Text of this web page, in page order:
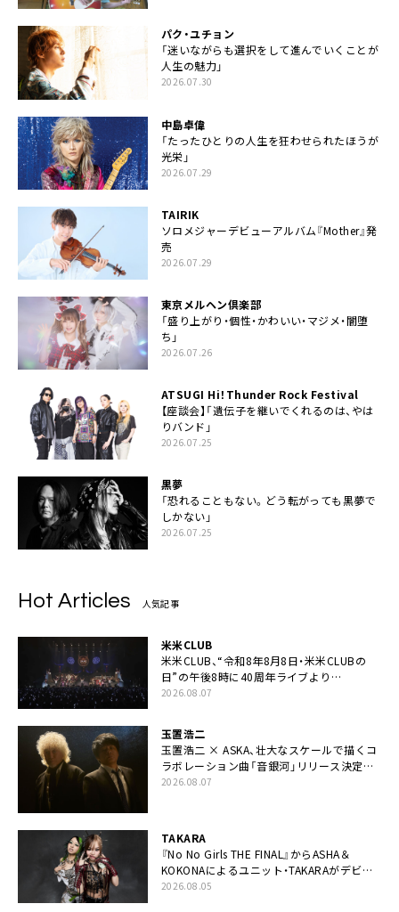
パク・ユチョン
「迷いながらも選択をして進んでいくことが
人生の魅力」
2026.07.30
中島卓偉
「たったひとりの人生を狂わせられたほうが
光栄」
2026.07.29
TAIRIK
ソロメジャーデビューアルバム『Mother』発
売
2026.07.29
東京メルヘン倶楽部
「盛り上がり・個性・かわいい・マジメ・闇堕
ち」
2026.07.26
ATSUGI Hi！Thunder Rock Festival
【座談会】「遺伝子を継いでくれるのは、やは
りバンド」
2026.07.25
黒夢
「恐れることもない。どう転がっても黒夢で
しかない」
2026.07.25
Hot Articles 人気記事
米米CLUB
米米CLUB、“令和8年8月8日・米米CLUBの
日”の午後8時に40周年ライブより
「FANtachy medley」を88年限定公開
2026.08.07
玉置浩二
玉置浩二 × ASKA、壮大なスケールで描くコ
ラボレーション曲「音銀河」リリース決定。
カップリングには新曲「命の宿り」収録も
2026.08.07
TAKARA
『No No Girls THE FINAL』からASHA＆
KOKONAによるユニット・TAKARAがデビュ
ー
2026.08.05